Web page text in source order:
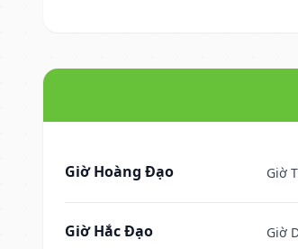
Giờ Hoàng Đạo Giờ
Giờ Hắc Đạo Giờ